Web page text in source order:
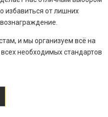
избавиться от лишних
и мы организуем всё на
необходимых стандартов